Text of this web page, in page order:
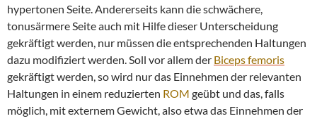
hypertonen Seite. Andererseits kann die schwächere,
tonusärmere Seite auch mit Hilfe dieser Unterscheidung
gekräftigt werden, nur müssen die entsprechenden Haltungen
dazu modifiziert werden. Soll vor allem der Biceps femoris
gekräftigt werden, so wird nur das Einnehmen der relevanten
Haltungen in einem reduzierten ROM geübt und das, falls
möglich, mit externem Gewicht, also etwa das Einnehmen der